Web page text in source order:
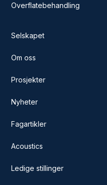
Overflatebehandling
Selskapet
Om oss
Prosjekter
Nyheter
Fagartikler
Acoustics
Ledige stillinger